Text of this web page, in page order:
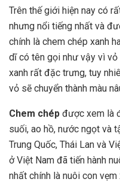
Trên thế giới hiện nay có
nhưng nổi tiếng nhất và
chính là chem chép xanh
dĩ có tên gọi như vậy vì vỏ
xanh rất đặc trưng, tuy
vỏ sẽ chuyển thành màu
Chem chép được xem là
suối, ao hồ, nước ngọt và
Trung Quốc, Thái Lan và
ở Việt Nam đã tiến hành
nhất chính là nuôi con